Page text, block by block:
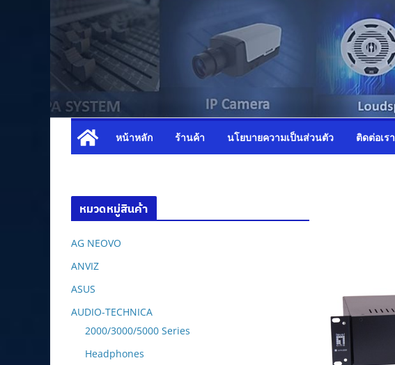
หน้าหลัก ร้านค้า นโยบายความเป็นส่วนตัว ติดต่อเรา
หมวดหมู่สินค้า
AG NEOVO
ANVIZ
ASUS
AUDIO-TECHNICA
2000/3000/5000 Series
Headphones